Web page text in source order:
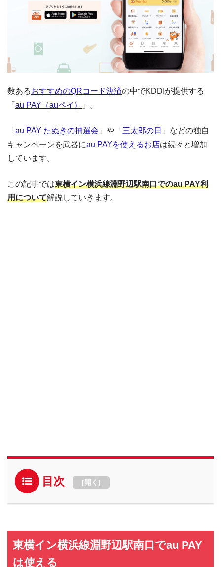
数あるおすすめのQRコード決済の中でKDDIが提供する
「 au PAY（auペイ） 」。
「 au PAY たぬきの抽選会 」や「 三太郎の日 」などの独自
キャンペーンを武器にau PAYを使えるお店は続々と増加
しています。
この記事では東横イン横浜線淵野辺駅南口でのau PAY利
用について解説していきます。
目次 [開く ]
東横イン横浜線淵野辺駅南口でau PAY
は使える